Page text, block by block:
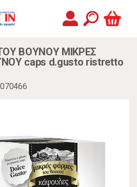
ΒΟΥΝΟΥ ΜΙΚΡΕΣ
caps d.gusto ristretto